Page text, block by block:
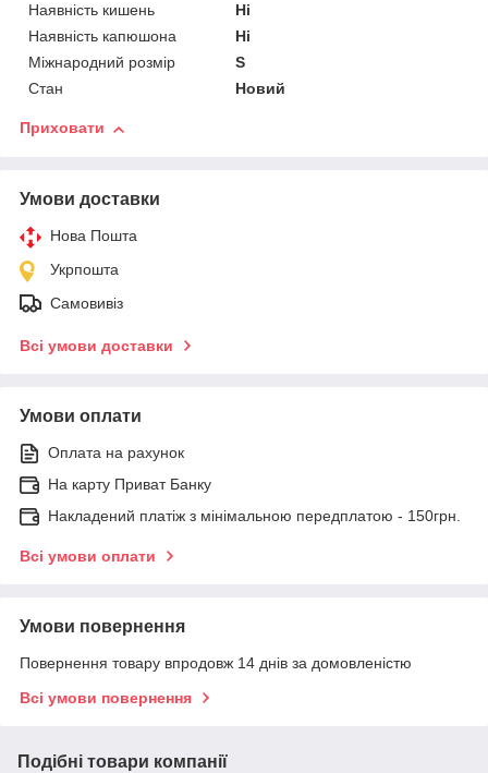
Наявність кишень
Ні
Наявність капюшона
Ні
Міжнародний розмір
S
Стан
Новий
Приховати
Умови доставки
Нова Пошта
Укрпошта
Самовивіз
Всі умови доставки
Умови оплати
Оплата на рахунок
На карту Приват Банку
Накладений платіж з мінімальною передплатою - 150грн.
Всі умови оплати
Умови повернення
Повернення товару впродовж 14 днів за домовленістю
Всі умови повернення
Подібні товари компанії